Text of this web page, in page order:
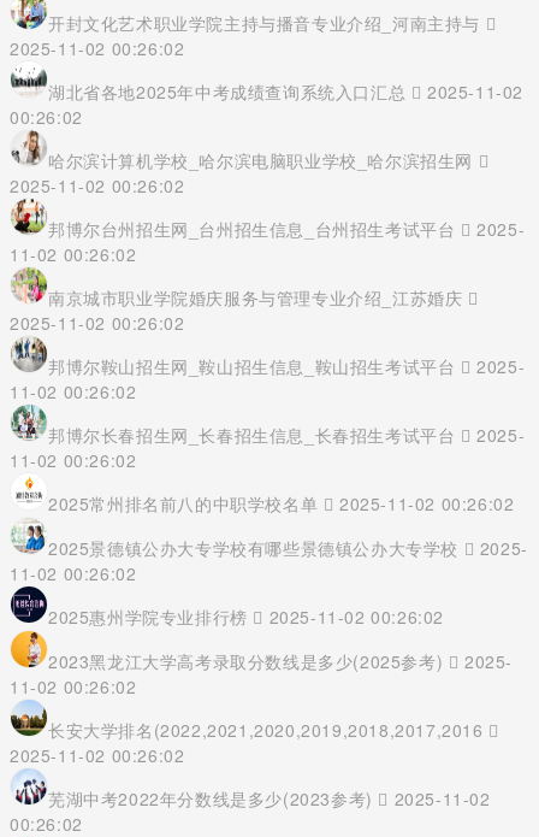
开封文化艺术职业学院主持与播音专业介绍_河南主持与
2025-11-02 00:26:02
湖北省各地2025年中考成绩查询系统入口汇总
2025-11-02
00:26:02
哈尔滨计算机学校_哈尔滨电脑职业学校_哈尔滨招生网
2025-11-02 00:26:02
邦博尔台州招生网_台州招生信息_台州招生考试平台
2025-
11-02 00:26:02
南京城市职业学院婚庆服务与管理专业介绍_江苏婚庆
2025-11-02 00:26:02
邦博尔鞍山招生网_鞍山招生信息_鞍山招生考试平台
2025-
11-02 00:26:02
邦博尔长春招生网_长春招生信息_长春招生考试平台
2025-
11-02 00:26:02
2025常州排名前八的中职学校名单
2025-11-02 00:26:02
2025景德镇公办大专学校有哪些景德镇公办大专学校
2025-
11-02 00:26:02
2025惠州学院专业排行榜
2025-11-02 00:26:02
2023黑龙江大学高考录取分数线是多少(2025参考)
2025-
11-02 00:26:02
长安大学排名(2022,2021,2020,2019,2018,2017,2016
2025-11-02 00:26:02
芜湖中考2022年分数线是多少(2023参考)
2025-11-02
00:26:02